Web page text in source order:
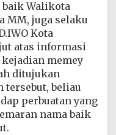
Walikota
MM, juga selaku
Kota
atas informasi
memey
ditujukan
tersebut, beliau
perbuatan yang
nama baik